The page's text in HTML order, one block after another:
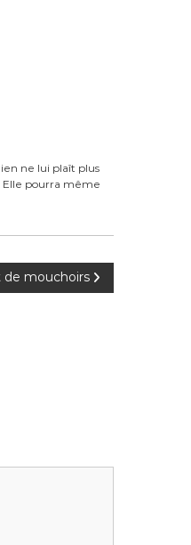
ne lui plaît plus
Elle pourra même
de mouchoirs